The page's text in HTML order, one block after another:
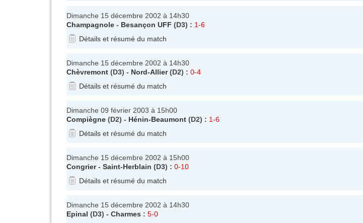
Dimanche 15 décembre 2002 à 14h30
Champagnole - Besançon UFF (D3) : 1-6
Détails et résumé du match
Dimanche 15 décembre 2002 à 14h30
Chèvremont (D3) - Nord-Allier(D2) : 0-4
Détails et résumé du match
Dimanche 09 février 2003 à 15h00
Compiègne (D2) - Hénin-Beaumont (D2) : 1-6
Détails et résumé du match
Dimanche 15 décembre 2002 à 15h00
Congrier- Saint-Herblain (D3) : 0-10
Détails et résumé du match
Dimanche 15 décembre 2002 à 14h30
Epinal (D3) - Charmes : 5-0